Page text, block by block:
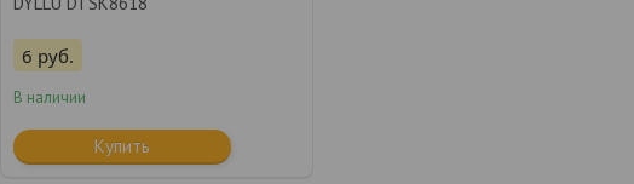
6 руб.
В наличии
Купить